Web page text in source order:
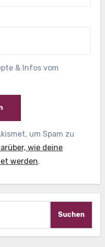
& Infos vom
um Spam zu
wie deine
werden.